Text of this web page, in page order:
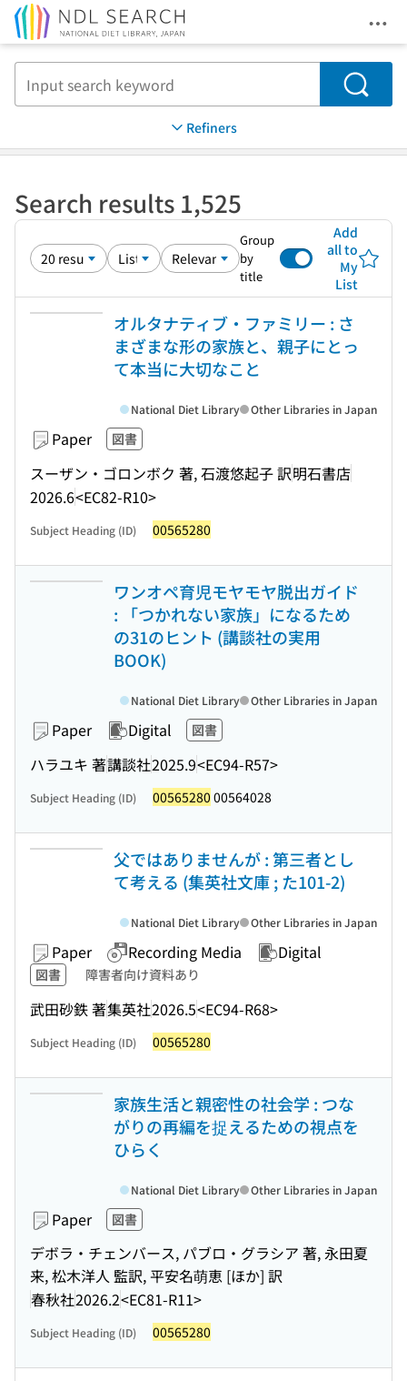
Search
Refiners
Search results 1,525
Group
by
title
Add
all to
My
List
オルタナティブ・ファミリー : さ
まざまな形の家族と、親子にとっ
て本当に大切なこと
Paper 図書
スーザン・ゴロンボク 著, 石渡悠起子 訳明石書店
2026.6<EC82-R10>
National Diet Library Other Libraries in Japan
Subject Heading (ID) 00565280
ワンオペ育児モヤモヤ脱出ガイド
: 「つかれない家族」になるため
の31のヒント (講談社の実用
BOOK)
Paper Digital 図書
ハラユキ 著講談社2025.9<EC94-R57>
National Diet Library Other Libraries in Japan
Subject Heading (ID) 00565280 00564028
父ではありませんが : 第三者とし
て考える (集英社文庫 ; た101-2)
Paper Recording Media Digital
図書 障害者向け資料あり
武田砂鉄 著集英社2026.5<EC94-R68>
National Diet Library Other Libraries in Japan
Subject Heading (ID) 00565280
家族生活と親密性の社会学 : つな
がりの再編を捉えるための視点を
ひらく
Paper 図書
デボラ・チェンバース, パブロ・グラシア 著, 永田夏
来, 松木洋人 監訳, 平安名萌恵 [ほか] 訳
春秋社2026.2<EC81-R11>
National Diet Library Other Libraries in Japan
Subject Heading (ID) 00565280